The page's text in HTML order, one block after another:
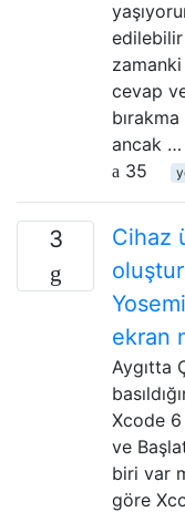
cevap
ancak …
35
3
Cihaz
ekran
Aygıtta
Xcode
ve
biri var
göre